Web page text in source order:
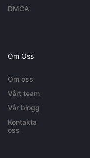
DMCA
Om Oss
Om oss
Vårt team
Vår blogg
Kontakta
oss